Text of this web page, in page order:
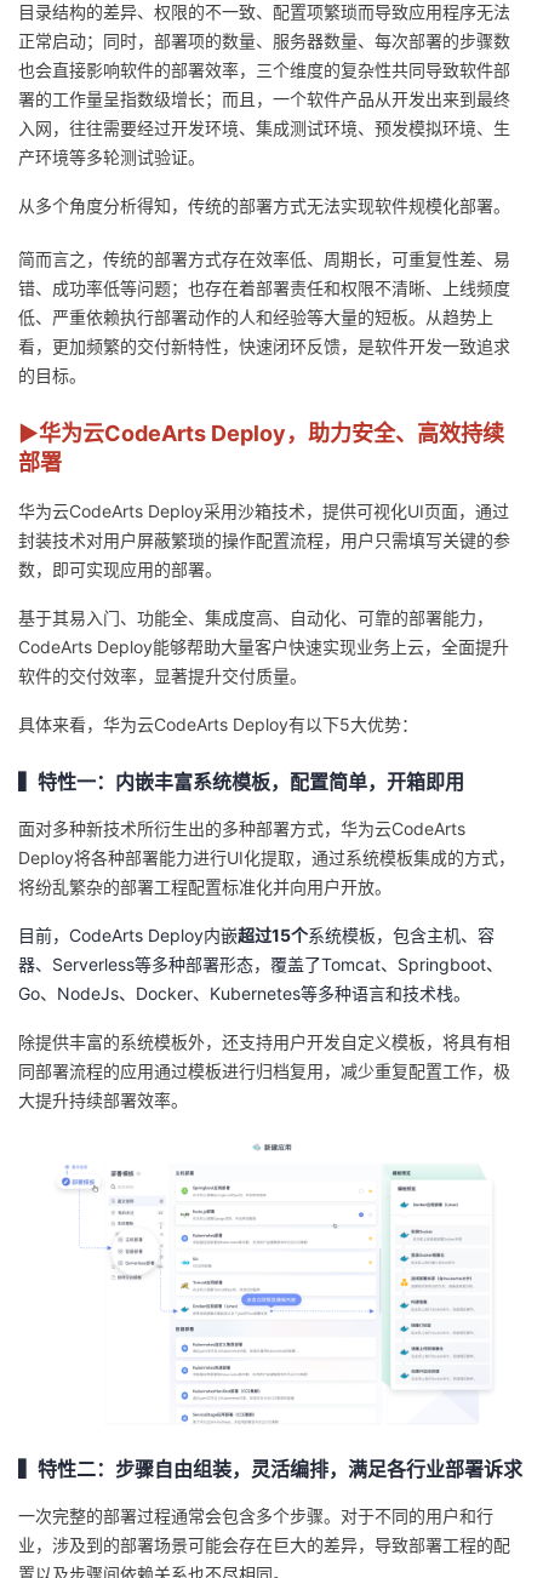
发
者
学
堂
我
的
课
程
我
的
认
证
我
的
实
验
我
的
收
藏
Programs
的
支
持
我
的
技
术
支
持
我
的
云
声
建
议
目录结构的差异、权限的不一致、配置项繁琐而导致应用程序无法
正常启动；同时，部署项的数量、服务器数量、每次部署的步骤数
也会直接影响软件的部署效率，三个维度的复杂性共同导致软件部
署的工作量呈指数级增长；而且，一个软件产品从开发出来到最终
入网，往往需要经过开发环境、集成测试环境、预发模拟环境、生
产环境等多轮测试验证。
从多个角度分析得知，传统的部署方式无法实现软件规模化部署。
简而言之，传统的部署方式存在效率低、周期长，可重复性差、易
错、成功率低等问题；也存在着部署责任和权限不清晰、上线频度
低、严重依赖执行部署动作的人和经验等大量的短板。从趋势上
看，更加频繁的交付新特性，快速闭环反馈，是软件开发一致追求
的目标。
▶华为云CodeArts Deploy，助力安全、高效持续
部署
华为云CodeArts Deploy采用沙箱技术，提供可视化UI页面，通过
封装技术对用户屏蔽繁琐的操作配置流程，用户只需填写关键的参
数，即可实现应用的部署。
基于其易入门、功能全、集成度高、自动化、可靠的部署能力，
CodeArts Deploy能够帮助大量客户快速实现业务上云，全面提升
软件的交付效率，显著提升交付质量。
具体来看，华为云CodeArts Deploy有以下5大优势：
▍特性一：内嵌丰富系统模板，配置简单，开箱即用
面对多种新技术所衍生出的多种部署方式，华为云CodeArts
Deploy将各种部署能力进行UI化提取，通过系统模板集成的方式，
将纷乱繁杂的部署工程配置标准化并向用户开放。
目前，CodeArts Deploy内嵌超过15个系统模板，包含主机、容
器、Serverless等多种部署形态，覆盖了Tomcat、Springboot、
Go、NodeJs、Docker、Kubernetes等多种语言和技术栈。
除提供丰富的系统模板外，还支持用户开发自定义模板，将具有相
同部署流程的应用通过模板进行归档复用，减少重复配置工作，极
大提升持续部署效率。
▍特性二：步骤自由组装，灵活编排，满足各行业部署诉求
一次完整的部署过程通常会包含多个步骤。对于不同的用户和行
业，涉及到的部署场景可能会存在巨大的差异，导致部署工程的配
置以及步骤间依赖关系也不尽相同。